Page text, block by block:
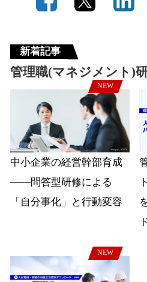
新着記事
管理職(マネジメント)
NEW
中小企業の経営幹部育成
――問答型研修による
「自分事化」と行動変容
NEW